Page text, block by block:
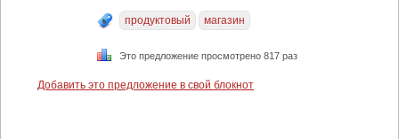
продуктовый магазин
Это предложение просмотрено 817 раз
Добавить это предложение в свой блокнот